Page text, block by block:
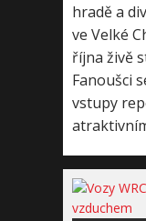
hradě a
ve Velké
října živě
Fanoušci
vstupy